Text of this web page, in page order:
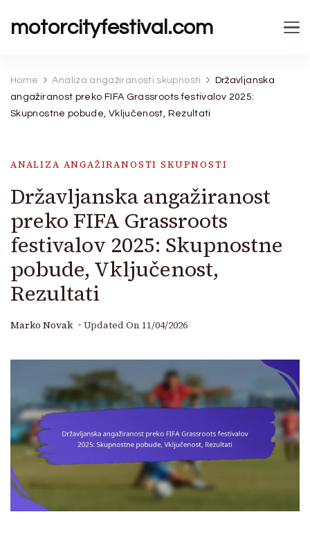
motorcityfestival.com
Home Analiza angažiranosti skupnosti
Državljanska
angažiranost preko FIFA Grassroots festivalov 2025:
Skupnostne pobude, Vključenost, Rezultati
ANALIZA ANGAŽIRANOSTI SKUPNOSTI
Državljanska angažiranost
preko FIFA Grassroots
festivalov 2025: Skupnostne
pobude, Vključenost,
Rezultati
Marko Novak Updated On 11/04/2026